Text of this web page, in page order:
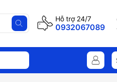
Hỗ trợ 24/7
0932067089